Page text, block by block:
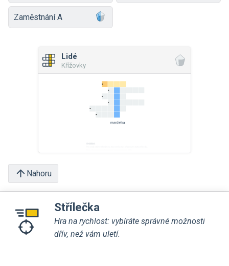
Zaměstnání A
Lidé
Křížovky
Nahoru
Střílečka
Hra na rychlost: vybíráte správné možnosti
dřív, než vám uletí.